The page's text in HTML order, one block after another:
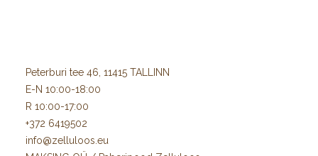
Peterburi tee 46, 11415 TALLINN
E-N 10:00-18:00
R 10:00-17:00
+372 6419502
info@zelluloos.eu